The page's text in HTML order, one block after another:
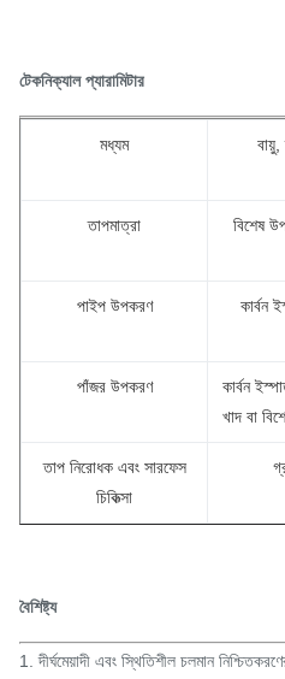
টেকনিক্যাল প্যারামিটার
মধ্যম
তাপমাত্রা
বিশেষ
পাইপ উপকরণ
কার্বন
পাঁজর উপকরণ
কার্বন
খাদ বা
তাপ নিরোধক এবং সারফেস
চিকিত্সা
বৈশিষ্ট্য
1. দীর্ঘমেয়াদী এবং স্থিতিশীল চলমান